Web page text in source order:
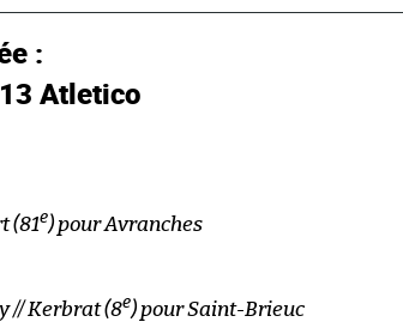
:
Atletico
(81e) pour Avranches
// Kerbrat (8e) pour Saint-Brieuc